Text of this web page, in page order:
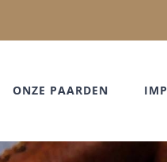
ONZE PAARDEN